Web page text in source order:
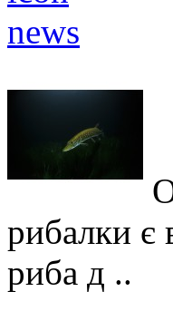
рибалки є
риба д ..